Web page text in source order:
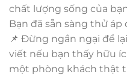
chất lượng sống của
Bạn đã sẵn sàng thử
📌 Đừng ngần ngại để
viết nếu bạn thấy hữu
một phòng khách thật